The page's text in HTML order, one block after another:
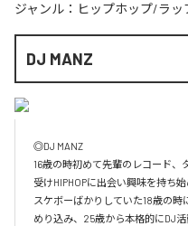
ジャンル： ヒップホップ/ラッ
DJ MANZ
◎DJ MANZ
16歳の時初めて先輩のレコード、
受けHIPHOPに出会い興味を持ち始
スケボーばかりしていた18歳の
めり込み、25歳から本格的にDJ活